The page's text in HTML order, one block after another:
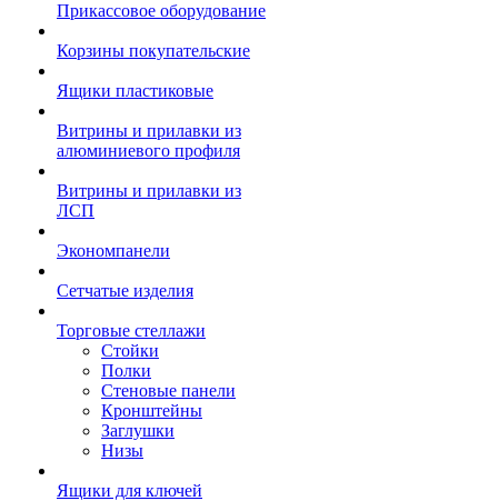
Прикассовое оборудование
Корзины покупательские
Ящики пластиковые
Витрины и прилавки из
алюминиевого профиля
Витрины и прилавки из
ЛСП
Экономпанели
Сетчатые изделия
Торговые стеллажи
Стойки
Полки
Стеновые панели
Кронштейны
Заглушки
Низы
Ящики для ключей